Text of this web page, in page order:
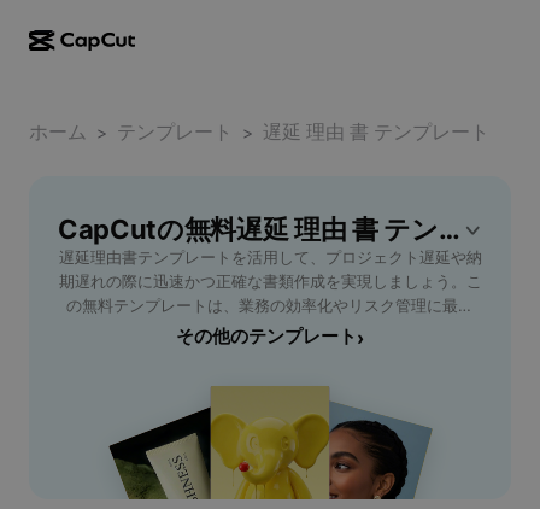
CapCutデスクトップ
CapCut Pad
CapCutモバイル
動画スタジオ
AI動画ジェネレーター
AI画像ジェネレーター
Dreamina Seedance 2.5
Nano Banana Pro
動画エディター＆ジェネレーター
画像エディター＆ジェネレーター
音声ジェネレーター＆エディター
ユースケース
ソーシャルメディアのテンプレート
その他
カレンダーのテンプレート
アニバーサリーのテンプレート
エフェクトのテンプレート
取り組み
アフィリエイト
パイオニアプログラム
クリエイティブパートナープログラム
CapCutクリエイティブキャンパス
ホーム > テンプレート > 遅延 理由 書 テンプレート
CapCutの無料遅延 理由 書 テンプレートテンプレート
遅延理由書テンプレートを活用して、プロジェクト遅延や納
期遅れの際に迅速かつ正確な書類作成を実現しましょう。こ
の無料テンプレートは、業務の効率化やリスク管理に最適
で、納品遅延や報告業務に多忙なビジネスパーソンにおすす
トへの説明にも対応し、信頼性の高いドキュメント作成をサ
ポートします。業界問わず利用できるフォーマットを用意し
ているため、繰り返し使えて時間短縮に役立ちます。遅延理
由書テンプレートで、スムーズな業務運営とコミュニケーシ
ョンを強化しましょう。
その他のテンプレート ›